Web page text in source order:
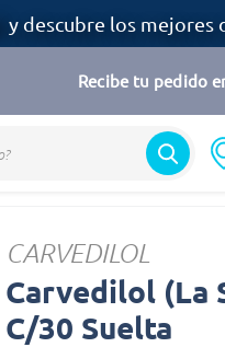
y descubre los mejores
Recibe tu pedido
CARVEDILOL
Carvedilol (La
C/30 Suelta